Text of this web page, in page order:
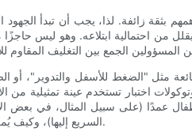
بثقة زائفة. لذا، يجب أن تبدأ
من احتمالية ابتلاعه. وهو ليس
مثل "الضغط للأسفل والتدوير"، أو
اختبار تستخدم عينة تمثيلية من
(على سبيل المثال، في بعض
السريع إليها)، وكيف يُمكن لمقدمي الرعاية التعويض عندما لا تكون العبوة مقاومة للأطفال.